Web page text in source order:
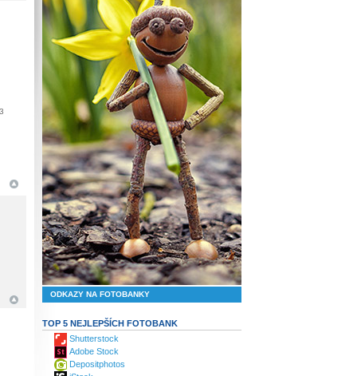
ODKAZY NA FOTOBANKY
TOP 5 NEJLEPŠÍCH FOTOBANK
Shutterstock
Adobe Stock
Depositphotos